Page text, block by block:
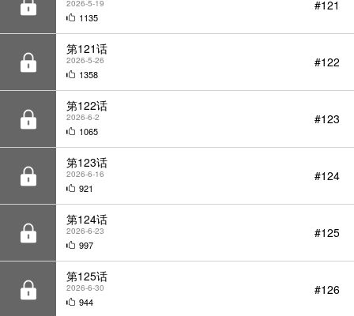
1358
第122话
2026-6-2
1065
第123话
2026-6-16
921
第124话
2026-6-23
997
第125话
2026-6-30
944
第126话
2026-7-7
1038